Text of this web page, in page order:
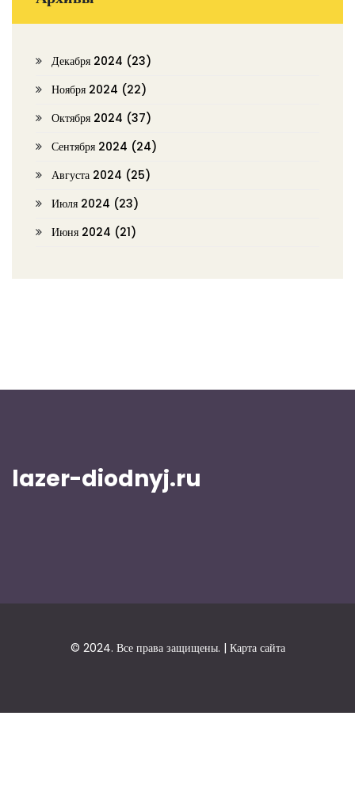
Декабря 2024 (23)
Ноября 2024 (22)
Октября 2024 (37)
Сентября 2024 (24)
Августа 2024 (25)
Июля 2024 (23)
Июня 2024 (21)
lazer-diodnyj.ru
© 2024. Все права защищены. | Карта сайта